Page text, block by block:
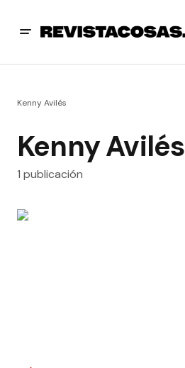
Kenny Avilés
Kenny Avilés
1 publicación